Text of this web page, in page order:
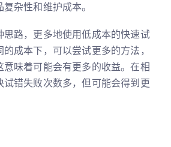
杂性和维护成本。
思路，更多地使用低成本的快速试
成本下，可以尝试更多的方法，
意味着可能会有更多的收益。在相
试错失败次数多，但可能会得到更